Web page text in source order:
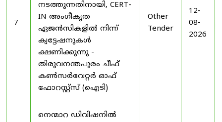
7
നടത്തുന്നതിനായി, CERT-
IN അംഗീകൃത
ഏജൻസികളിൽ നിന്ന്
ക്വട്ടേഷനുകൾ
ക്ഷണിക്കുന്നു -
തിരുവനന്തപുരം ചീഫ്
കൺസർവേറ്റർ ഓഫ്
ഫോറസ്റ്റ്സ് (ഐടി)
Other
Tender
12-
08-
2026
നെന്മാറ ഡിവിഷനിൽ